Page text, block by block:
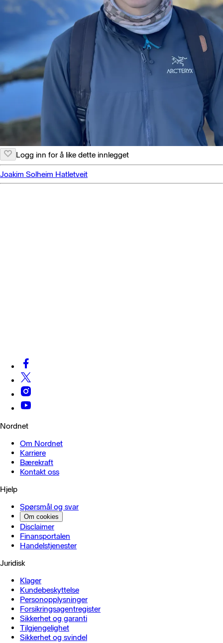
Logg inn for å like dette innlegget
Joakim Solheim Hatletveit
Nordnet
Om Nordnet
Karriere
Bærekraft
Kontakt oss
Hjelp
Spørsmål og svar
Om cookies
Disclaimer
Finansportalen
Handels­tjenester
Juridisk
Klager
Kundebeskyttelse
Personopplysninger
Forsikringsagentregister
Sikkerhet og garanti
Tilgjengelighet
Sikkerhet og svindel